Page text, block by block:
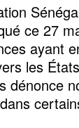
ce 27
ayant
les
dénonce